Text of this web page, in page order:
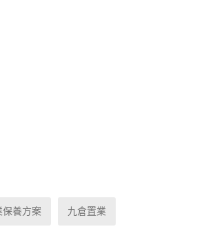
保養方案 九倉置業